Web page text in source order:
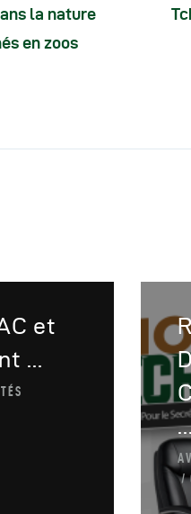
la nature
en zoos
et
...